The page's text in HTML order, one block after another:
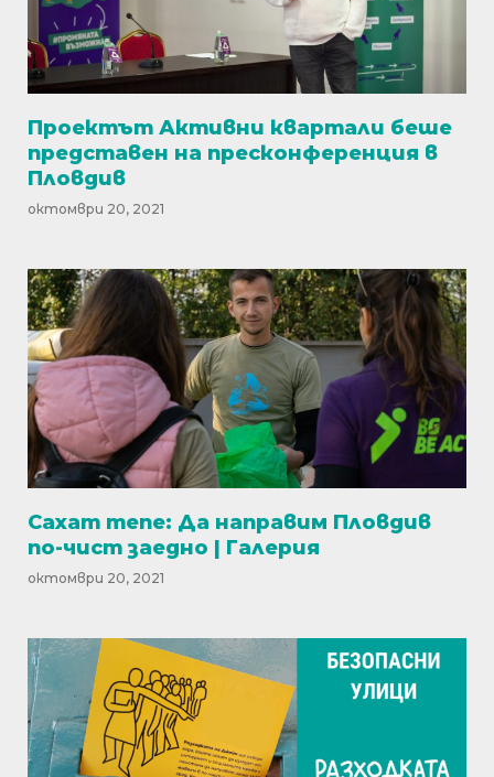
Проектът Активни квартали беше
представен на пресконференция в
Пловдив
октомври 20, 2021
Сахат тепе: Да направим Пловдив
по-чист заедно | Галерия
октомври 20, 2021